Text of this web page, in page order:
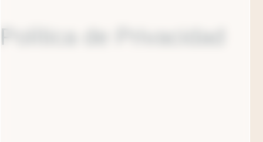
Política de Privacidad